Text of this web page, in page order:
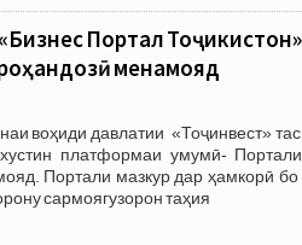
Портал
менамояд
воҳиди давлатии «Тоҷинвест»
платформаи умумӣ- Портали
Портали мазкур дар ҳамкорӣ бо
сармоягузорон таҳия